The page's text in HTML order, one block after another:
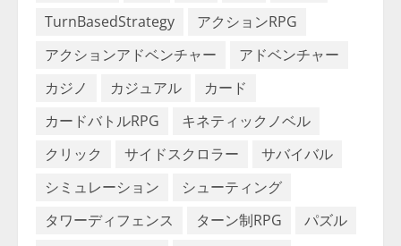
TurnBasedStrategy
アクションRPG
アクションアドベンチャー
アドベンチャー
カジノ
カジュアル
カード
カードバトルRPG
キネティックノベル
クリック
サイドスクロラー
サバイバル
シミュレーション
シューティング
タワーディフェンス
ターン制RPG
パズル